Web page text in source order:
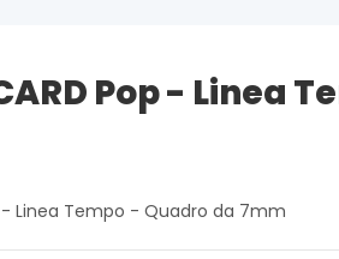
Pop - Linea
- Linea Tempo - Quadro da 7mm